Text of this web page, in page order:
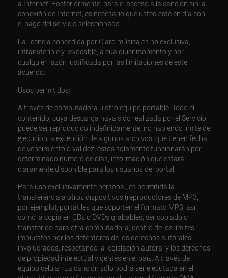
a Internet. Posteriormente, para el acceso a la canción sin la
conexión de Internet, es necesario que usted esté en día con
el pago del servicio seleccionado.
La licencia concedida por Claro música es no exclusiva,
intransferible y revocable, a cualquier momento y por
cualquier razón justificada por las limitaciones de este
acuerdo.
Usos permitidos:
A través de computadora u otro equipo portable: Todo el
contenido, cuya descarga haya sido realizada por el Servicio,
puede ser reproducido indefinidamente, no habiendo límite de
ejecución, a excepción de algunos archivos, que tienen fecha
de vencimiento o validez; éstos solamente funcionarán por
determinado número de días, información que estará
claramente disponible para los usuarios del portal.
Para uso exclusivamente personal, es permitida la
transferencia a otros dispositivos (reproductores de MP3,
por ejemplo), portátiles que soporten el formato MP3, así
como la copia en CDs o DVDs grabables, ser copiado o
transferido para otra computadora, dentro de los límites
impuestos por los detentores de los derechos autorales
involucrados, respetando la legislación autoral y los derechos
de propiedad intelectual vigentes en el país. A través de
equipo celular: La canción sólo podrá ser ejecutada en el